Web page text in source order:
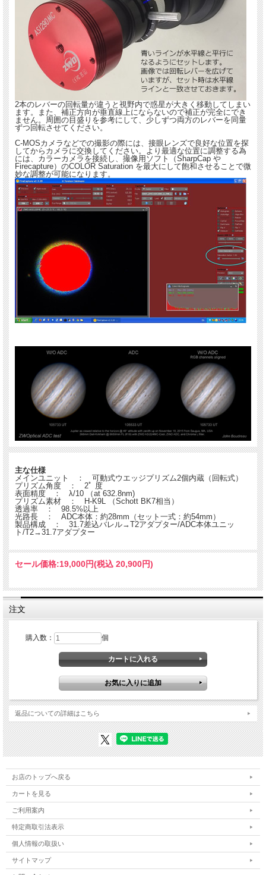
2本のレバーの回転量が違うと視野内で惑星が大きく移動してしまい
ます。また、補正方向が垂直線上にならないので補正が完全にでき
ません。周囲の目盛りを参考にして、少しずつ両方のレバーを同量
ずつ回転させてください。
C-MOSカメラなどでの撮影の際には、接眼レンズで良好な位置を探
してからカメラに交換してください。より最適な位置に調整する為
には、カラーカメラを接続し、撮像用ソフト（SharpCap や
Firecapture）のCOLOR Saturation を最大にして飽和させることで微
妙な調整が可能になります。
主な仕様
メインユニット ： 可動式ウエッジプリズム2個内蔵（回転式）
プリズム角度 ： 2ﾟ 度
表面精度 ： λ/10 （at 632.8nm)
プリズム素材 ： H-K9L （Schott BK7相当）
透過率 ： 98.5%以上
光路長 ： ADC本体：約28mm（セット一式：約54mm）
製品構成 ： 31.7差込バレル→T2アダプター/ADC本体ユニッ
ト/T2→31.7アダプター
セール価格:19,000円(税込 20,900円)
注文
購入数： 個
返品についての詳細はこちら
お店のトップへ戻る
カートを見る
ご利用案内
特定商取引法表示
個人情報の取扱い
サイトマップ